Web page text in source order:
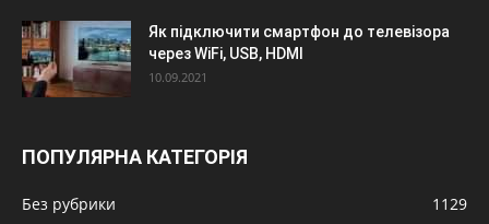
Як підключити смартфон до телевізора
через WiFi, USB, HDMI
10.09.2021
ПОПУЛЯРНА КАТЕГОРІЯ
Без рубрики
1129